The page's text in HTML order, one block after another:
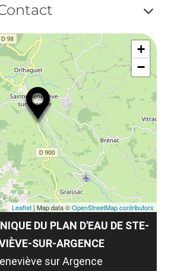
ou
ou
DU PLAN D'EAU DE STE-
SUR-ARGENCE
sur Argence
+
−
Leaflet | Map data ©OpenStreetMap contributors